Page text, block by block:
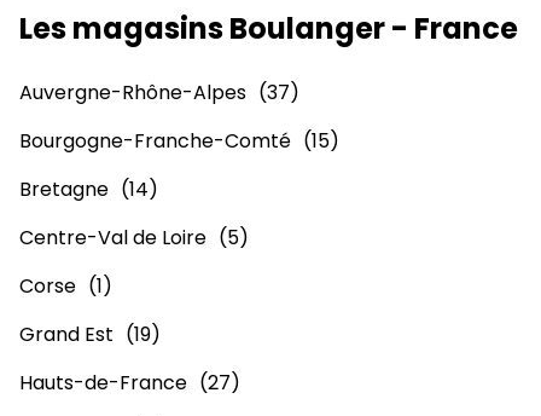
Les magasins Boulanger - France
Auvergne-Rhône-Alpes
Bourgogne-Franche-Comté
Bretagne
Centre-Val de Loire
Corse
Grand Est
Hauts-de-France